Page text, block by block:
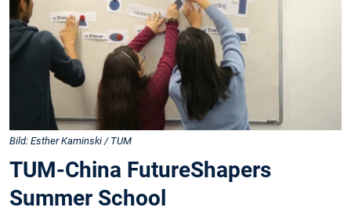
Bild: Esther Kaminski / TUM
TUM-China FutureShapers
Summer School